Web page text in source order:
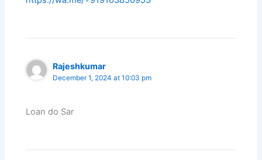
Rajeshkumar
December 1, 2024 at 10:03 pm
Loan do Sar